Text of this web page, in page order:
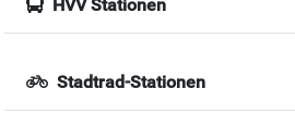
HVV Stationen
Stadtrad-Stationen